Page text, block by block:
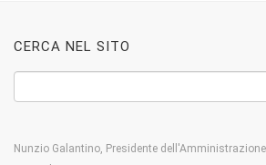
CERCA NEL SITO
Nunzio Galantino, Presidente